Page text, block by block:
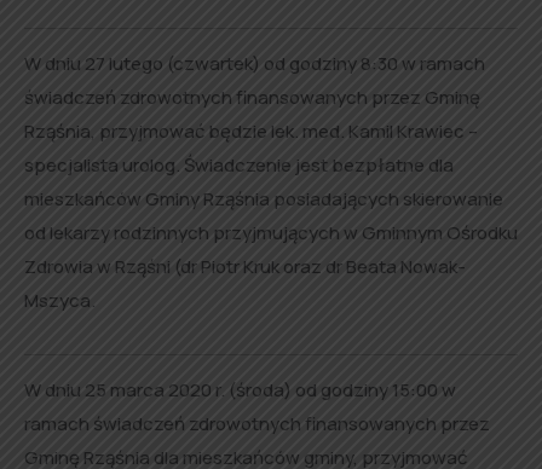
W dniu 27 lutego (czwartek) od godziny 8:30 w ramach
świadczeń zdrowotnych finansowanych przez Gminę
Rząśnia, przyjmować będzie lek. med. Kamil Krawiec –
specjalista urolog. Świadczenie jest bezpłatne dla
mieszkańców Gminy Rząśnia posiadających skierowanie
od lekarzy rodzinnych przyjmujących w Gminnym Ośrodku
Zdrowia w Rząśni (dr Piotr Kruk oraz dr Beata Nowak-
Mszyca.
W dniu 25 marca 2020 r. (środa) od godziny 15:00 w
ramach świadczeń zdrowotnych finansowanych przez
Gminę Rząśnia dla mieszkańców gminy, przyjmować